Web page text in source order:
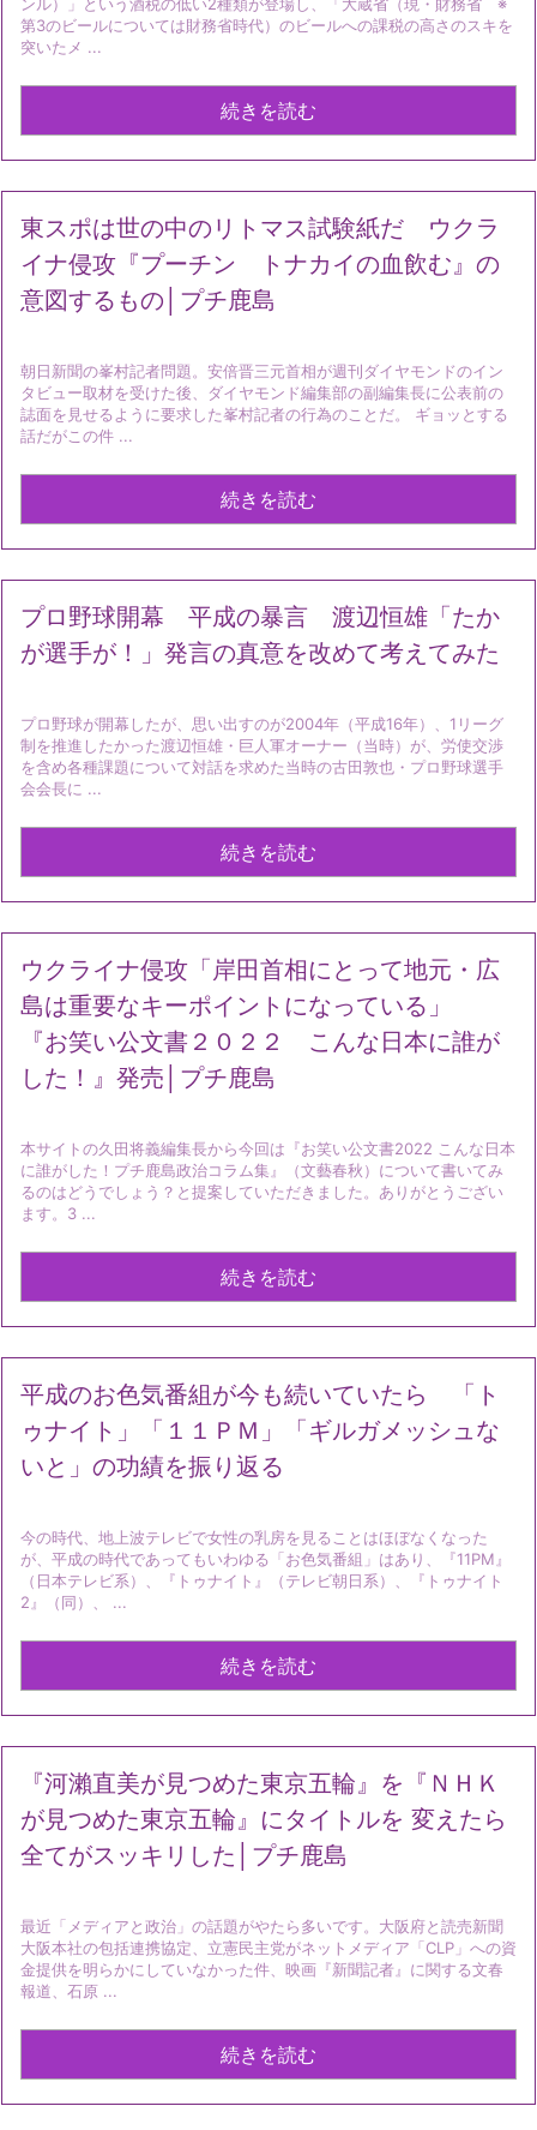
第3のビールについては財務省時代）のビールへの課税の高さのスキを
突いたメ ...
続きを読む
東スポは世の中のリトマス試験紙だ ウクラ
イナ侵攻『プーチン トナカイの血飲む』の
意図するもの│プチ鹿島
朝日新聞の峯村記者問題。安倍晋三元首相が週刊ダイヤモンドのイン
タビュー取材を受けた後、ダイヤモンド編集部の副編集長に公表前の
誌面を見せるように要求した峯村記者の行為のことだ。 ギョッとする
話だがこの件 ...
続きを読む
プロ野球開幕 平成の暴言 渡辺恒雄「たか
が選手が！」発言の真意を改めて考えてみた
プロ野球が開幕したが、思い出すのが2004年（平成16年）、1リーグ
制を推進したかった渡辺恒雄・巨人軍オーナー（当時）が、労使交渉
を含め各種課題について対話を求めた当時の古田敦也・プロ野球選手
会会長に ...
続きを読む
ウクライナ侵攻「岸田首相にとって地元・広
島は重要なキーポイントになっている」
『お笑い公文書２０２２ こんな日本に誰が
した！』発売│プチ鹿島
本サイトの久田将義編集長から今回は『お笑い公文書2022 こんな日本
に誰がした！プチ鹿島政治コラム集』（文藝春秋）について書いてみ
るのはどうでしょう？と提案していただきました。ありがとうござい
ます。3 ...
続きを読む
平成のお色気番組が今も続いていたら 「ト
ゥナイト」「１１ＰＭ」「ギルガメッシュな
いと」の功績を振り返る
今の時代、地上波テレビで女性の乳房を見ることはほぼなくなった
が、平成の時代であってもいわゆる「お色気番組」はあり、『11PM』
（日本テレビ系）、『トゥナイト』（テレビ朝日系）、『トゥナイト
2』（同）、 ...
続きを読む
『河瀨直美が見つめた東京五輪』を『ＮＨＫ
が見つめた東京五輪』にタイトルを 変えたら
全てがスッキリした│プチ鹿島
最近「メディアと政治」の話題がやたら多いです。大阪府と読売新聞
大阪本社の包括連携協定、立憲民主党がネットメディア「CLP」への資
金提供を明らかにしていなかった件、映画『新聞記者』に関する文春
報道、石原 ...
続きを読む